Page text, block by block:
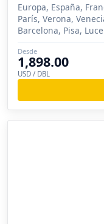
Europa, España,
París, Verona,
Barcelona, Pisa,
Desde
1,898.00
USD / DBL